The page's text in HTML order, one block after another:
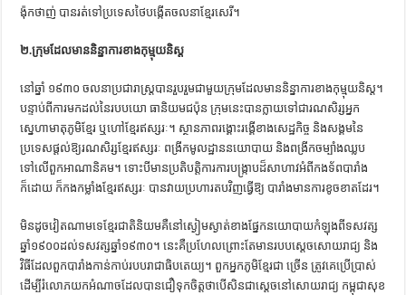
ង៉ុកថាញ់ បានរត់ទៅប្រទេសថៃបង្កើតចលនាខ្មែរសេរី។
២.ក្រុមដែលមាននិន្នាការខាងកុម្មុយនិស្ត
នៅឆ្នាំ ១៩៣០ ចលនាប្រជារាស្ត្របានរួបរួមជាមួយក្រុមដែលមាននិន្នាការខាងកុម្មុយនិស្ត។
បន្ទាប់ពីការមកដល់នៃរបបយោ ធានិយមជប៉ុន ក្រុមនេះបានក្លាយទៅជារណសិរ្សអ្នក
ស្នេហាមាតុភូមិខ្មែរ ឬហៅខ្មែរឥស្សរៈ។ ស្ថានភាពរង្គោះរង្គើខាងសេដ្ឋកិច្ច និងសង្គមនៃ
ប្រទេសផ្ដល់ឱ្យរណសិរ្សខ្មែរឥស្សរៈ ពង្រីកមូលដ្ឋាននយោបាយ និងពង្រីកចម្បាំងឈ្លប
ទៅលើពួកអាណានិគម។ ទោះបីមានប្រតិបត្តិការការបង្ក្រាបដ៏សាហាវអំពីកងទ័ពបារាំង
ក៏ដោយ ក៏កងកម្លាំងខ្មែរឥស្សរៈ បានវាយប្រហារតបវិញធ្វើឱ្យ បារាំងមានការខូចខាតដែរ។
មិនដូចវៀតណាមទេខ្មែរជាតិនិយមគឺនៅស្ងៀមស្ងាត់ខាងផ្នែកនយោបាយកំឡុងពីទសវត្ស
ឆ្នាំ១៩០០ដល់ទសវត្សឆ្នាំ១៩៣០។ នេះគឺប្រហែលព្រោះតែមានរបបស្ដេចសោយរាជ្យ និង
វិធីដែលពួកបារាំងកាន់កាប់របបរាជាធិបតេយ្យ។ ពួកអ្នកភូមិខ្មែរជា ច្រើន ត្រូវគេប្រើប្រាស់
ដើម្បីរំលោភយកអំណាចដែលបានជឿទុកចិត្តថាបើសិនជាស្ដេចនៅសោយរាជ្យ កម្ពុជាសុខ